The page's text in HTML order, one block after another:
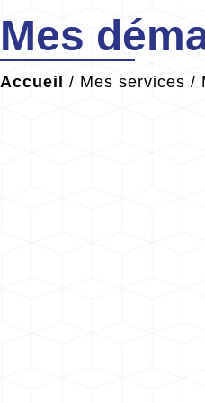
Mes
Accueil / Mes services /